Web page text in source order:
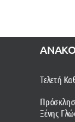
Τελετή
Ξένης